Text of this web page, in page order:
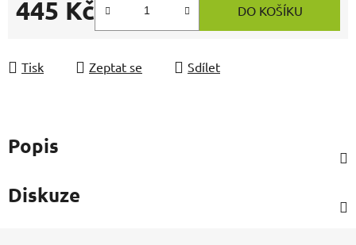
445 Kč DO KOŠÍKU
Tisk Zeptat se Sdílet
Popis
Diskuze